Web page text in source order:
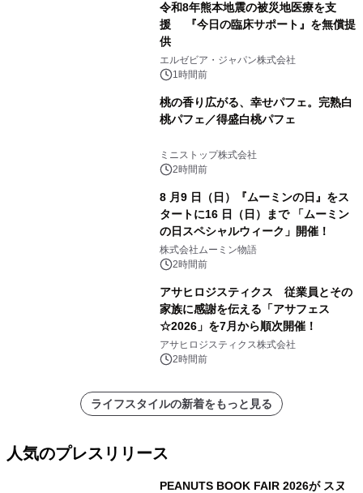
令和8年熊本地震の被災地医療を支
援 『今日の臨床サポート』を無償提
供
エルゼビア・ジャパン株式会社
1時間前
桃の香り広がる、幸せパフェ。完熟白
桃パフェ／得盛白桃パフェ
ミニストップ株式会社
2時間前
8 月9 日（日）『ムーミンの日』をス
タートに16 日（日）まで 「ムーミン
の日スペシャルウィーク」開催！
株式会社ムーミン物語
2時間前
アサヒロジスティクス 従業員とその
家族に感謝を伝える「アサフェス
☆2026」を7月から順次開催！
アサヒロジスティクス株式会社
2時間前
ライフスタイルの新着をもっと見る
人気のプレスリリース
PEANUTS BOOK FAIR 2026が スヌ